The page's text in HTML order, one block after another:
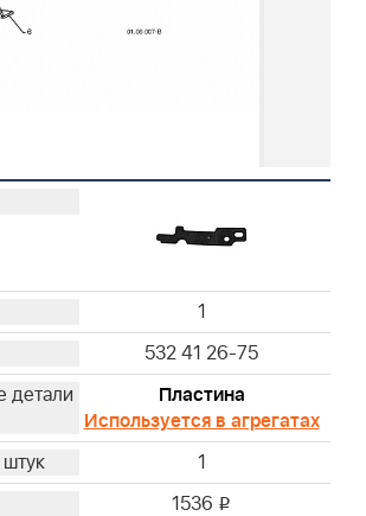
1
532 41 26-75
Пластина
Используется в агрегатах
1
1536 i